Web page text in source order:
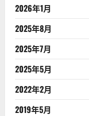
2026年1月
2025年8月
2025年7月
2025年5月
2022年2月
2019年5月